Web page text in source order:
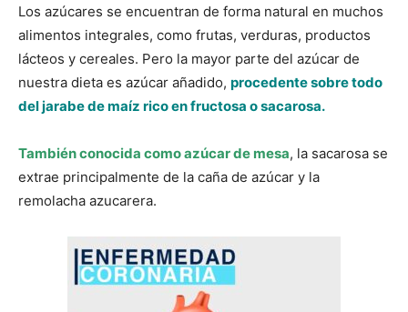
Los azúcares se encuentran de forma natural en muchos
alimentos integrales, como frutas, verduras, productos
lácteos y cereales. Pero la mayor parte del azúcar de
nuestra dieta es azúcar añadido, procedente sobre todo
del jarabe de maíz rico en fructosa o sacarosa.
También conocida como azúcar de mesa, la sacarosa se
extrae principalmente de la caña de azúcar y la
remolacha azucarera.